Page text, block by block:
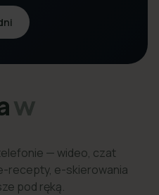
w
— wideo, czat
recepty, e-skierowania
pod ręką.